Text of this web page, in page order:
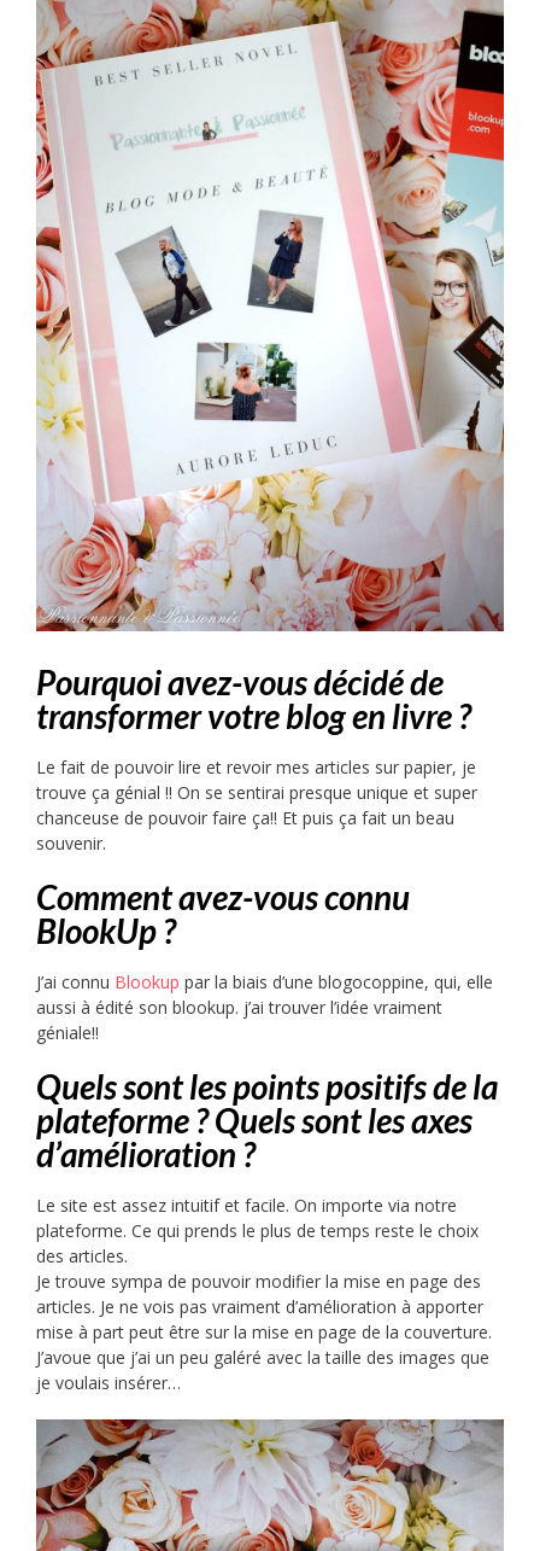
Pourquoi avez-vous décidé de
transformer votre blog en livre ?
Le fait de pouvoir lire et revoir mes articles sur papier, je
trouve ça génial !! On se sentirai presque unique et super
chanceuse de pouvoir faire ça!! Et puis ça fait un beau
souvenir.
Comment avez-vous connu
BlookUp ?
J’ai connu Blookup par la biais d’une blogocoppine, qui, elle
aussi à édité son blookup. j’ai trouver l’idée vraiment
géniale!!
Quels sont les points positifs de la
plateforme ? Quels sont les axes
d’amélioration ?
Le site est assez intuitif et facile. On importe via notre
plateforme. Ce qui prends le plus de temps reste le choix
des articles.
Je trouve sympa de pouvoir modifier la mise en page des
articles. Je ne vois pas vraiment d’amélioration à apporter
mise à part peut être sur la mise en page de la couverture.
J’avoue que j’ai un peu galéré avec la taille des images que
je voulais insérer…